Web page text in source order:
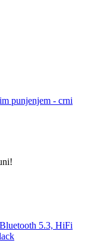
punjenjem - crni
5.3, HiFi